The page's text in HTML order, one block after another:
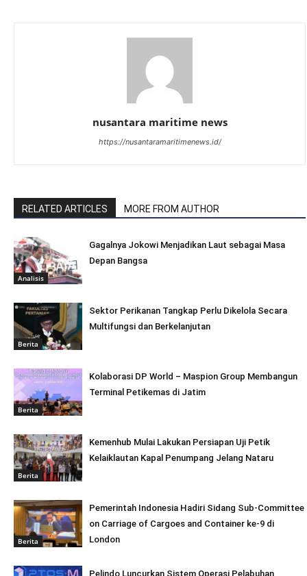
nusantara maritime news
https://nusantaramaritimenews.id/
RELATED ARTICLES MORE FROM AUTHOR
Analisis
Gagalnya Jokowi Menjadikan Laut sebagai Masa
Depan Bangsa
Berita
Sektor Perikanan Tangkap Perlu Dikelola Secara
Multifungsi dan Berkelanjutan
Berita
Kolaborasi DP World – Maspion Group Membangun
Terminal Petikemas di Jatim
Berita
Kemenhub Mulai Lakukan Persiapan Uji Petik
Kelaiklautan Kapal Penumpang Jelang Nataru
Berita
Pemerintah Indonesia Hadiri Sidang Sub-Committee
on Carriage of Cargoes and Container ke-9 di
London
Pelindo Luncurkan Sistem Operasi Pelabuhan